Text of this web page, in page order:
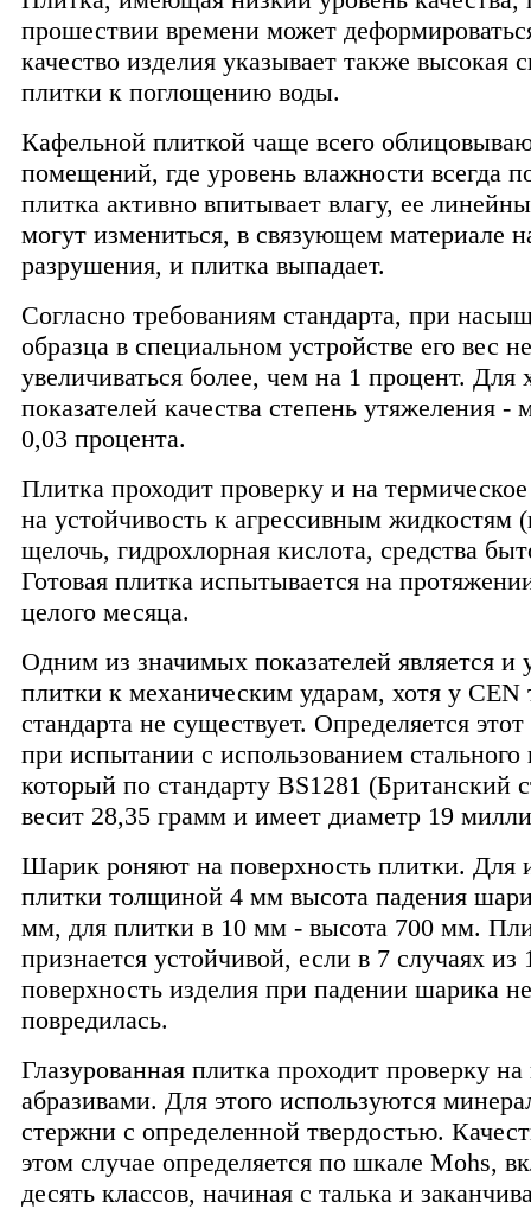
прошествии времени может
качество изделия указывает также высокая
плитки к поглощению воды.
Кафельной плиткой чаще всего
помещений, где уровень влажности всегда
плитка активно впитывает влагу, ее
могут измениться, в связующем материале
разрушения, и плитка выпадает.
Согласно требованиям стандарта, при
образца в специальном устройстве его вес
увеличиваться более, чем на 1 процент. Для
показателей качества степень утяжеления -
0,03 процента.
Плитка проходит проверку и на термическое
на устойчивость к агрессивным жидкостям
щелочь, гидрохлорная кислота, средства
Готовая плитка испытывается на
целого месяца.
Одним из значимых показателей является и
плитки к механическим ударам, хотя у CEN
стандарта не существует. Определяется этот
при испытании с использованием
который по стандарту BS1281 (Британский
весит 28,35 грамм и имеет диаметр 19
Шарик роняют на поверхность плитки. Для
плитки толщиной 4 мм высота падения
мм, для плитки в 10 мм - высота 700 мм.
признается устойчивой, если в 7 случаях из
поверхность изделия при падении шарика не
повредилась.
Глазурованная плитка проходит проверку
абразивами. Для этого используются
стержни с определенной твердостью.
этом случае определяется по шкале Mohs,
десять классов, начиная с талька и